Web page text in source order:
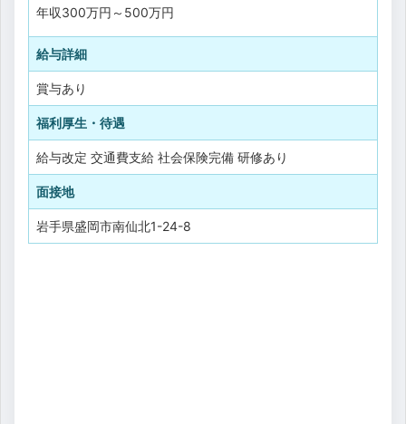
年収300万円 ～ 500万円
給与詳細
賞与あり
福利厚生・待遇
給与改定 交通費支給 社会保険完備 研修あり
面接地
岩手県盛岡市南仙北1-24-8